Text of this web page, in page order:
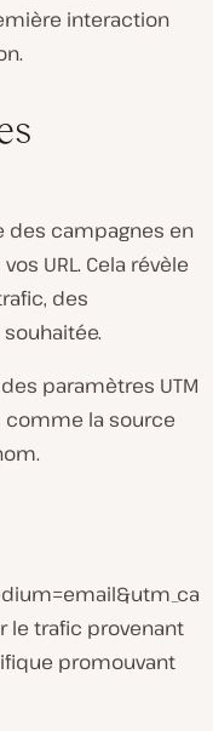
interaction
des campagnes en
URL. Cela révèle
des
paramètres UTM
comme la source
le trafic provenant
promouvant